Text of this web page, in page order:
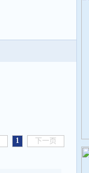
1 下一页